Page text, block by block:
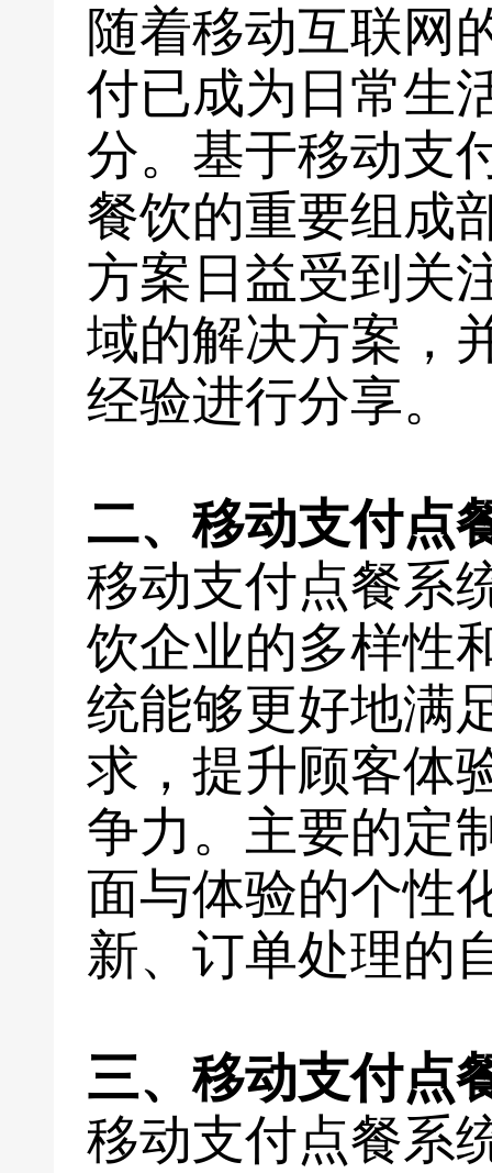
随着移动互联网
付已成为日常生
分。基于移动支
餐饮的重要组成
方案日益受到关
域的解决方案，
经验进行分享。
二、移动支付点
移动支付点餐系
饮企业的多样性
统能够更好地满
求，提升顾客体
争力。主要的定
面与体验的个性
新、订单处理的
三、移动支付点
移动支付点餐系